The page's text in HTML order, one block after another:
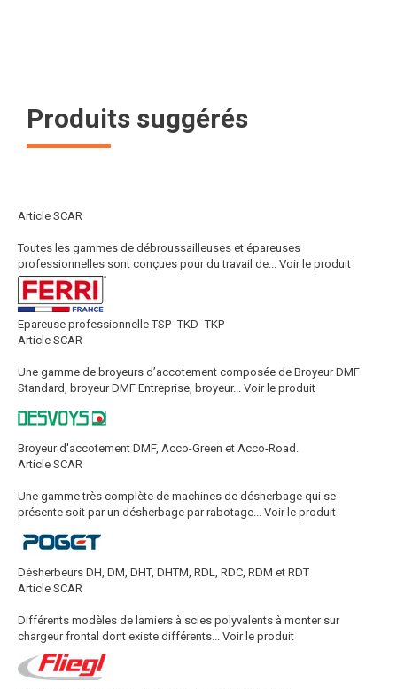
Produits suggérés
Article SCAR
Toutes les gammes de débroussailleuses et épareuses
professionnelles sont conçues pour du travail de... Voir le produit
Epareuse professionnelle TSP -TKD -TKP
Article SCAR
Une gamme de broyeurs d’accotement composée de Broyeur DMF
Standard, broyeur DMF Entreprise, broyeur... Voir le produit
Broyeur d'accotement DMF, Acco-Green et Acco-Road.
Article SCAR
Une gamme très complète de machines de désherbage qui se
présente soit par un désherbage par rabotage... Voir le produit
Désherbeurs DH, DM, DHT, DHTM, RDL, RDC, RDM et RDT
Article SCAR
Différents modèles de lamiers à scies polyvalents à monter sur
chargeur frontal dont existe différents... Voir le produit